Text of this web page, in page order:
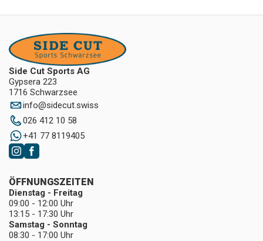
Side Cut Sports AG
Gypsera 223
1716 Schwarzsee
info@sidecut.swiss
026 412 10 58
+41 77 8119405
ÖFFNUNGSZEITEN
Dienstag - Freitag
09:00 - 12:00 Uhr
13:15 - 17:30 Uhr
Samstag - Sonntag
08:30 - 17:00 Uhr